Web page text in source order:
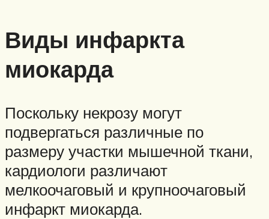
Виды инфаркта
миокарда
Поскольку некрозу могут
подвергаться различные по
размеру участки мышечной ткани,
кардиологи различают
мелкоочаговый и крупноочаговый
инфаркт миокарда.